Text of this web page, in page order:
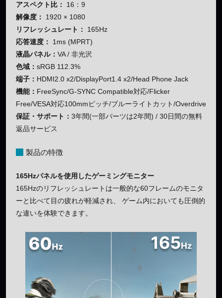
アスペクト比：
16：9
解像度：
1920 × 1080
リフレッシュレート：
165Hz
応答速度：
1ms (MPRT)
液晶パネル： VA / 非光沢
色域： sRGB 112.3%
端子： HDMI2.0 x2/DisplayPort1.4 x2/Head Phone Jack
機能： FreeSync/G-SYNC Compatible対応/Flicker
Free/VESA対応100mmピッチ/ブルーライトカット/Overdrive
保証・サポート： 3年間(一部パーツは2年間) / 30日間の無料
返品サービス
製品の特徴
165Hzパネルを使用したゲーミングモニター
165Hzのリフレッシュレートは一般的な60フレームのモニタ
ーと比べて目の疲れが軽減され、 ゲーム内においても圧倒的
な違いを体験できます。